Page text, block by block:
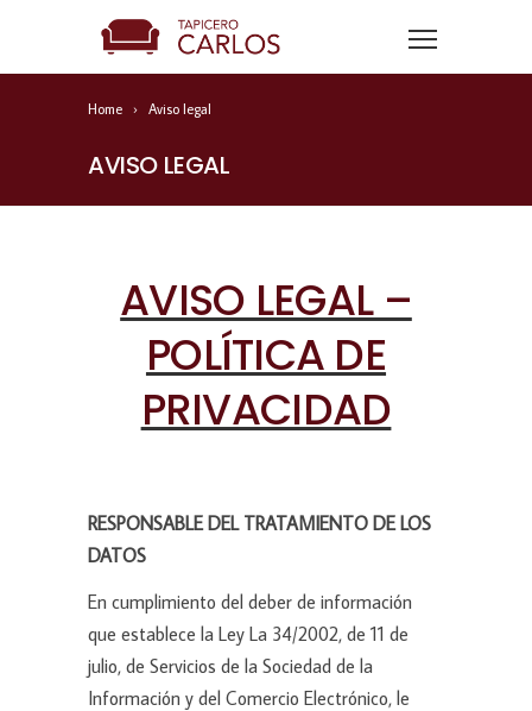
Home Aviso legal
AVISO LEGAL
AVISO LEGAL –
POLÍTICA DE
PRIVACIDAD
RESPONSABLE DEL TRATAMIENTO DE LOS
DATOS
En cumplimiento del deber de información
que establece la Ley La 34/2002, de 11 de
julio, de Servicios de la Sociedad de la
Información y del Comercio Electrónico, le